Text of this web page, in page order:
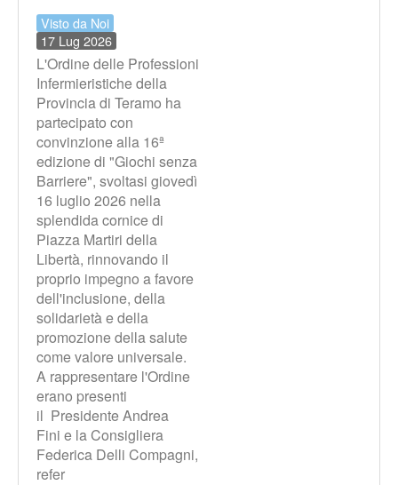
Visto da Noi
17 Lug 2026
L'Ordine delle Professioni
Infermieristiche della
Provincia di Teramo ha
partecipato con
convinzione alla 16ª
edizione di "Giochi senza
Barriere", svoltasi giovedì
16 luglio 2026 nella
splendida cornice di
Piazza Martiri della
Libertà, rinnovando il
proprio impegno a favore
dell'inclusione, della
solidarietà e della
promozione della salute
come valore universale.
A rappresentare l'Ordine
erano presenti
il Presidente Andrea
Fini e la Consigliera
Federica Delli Compagni,
refer